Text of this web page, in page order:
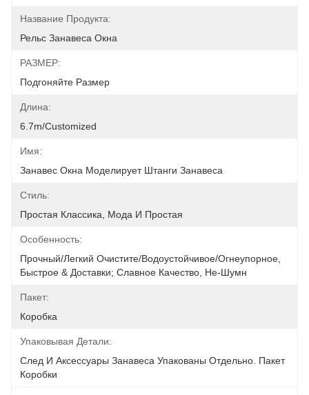
Название Продукта:
Рельс Занавеса Окна
РАЗМЕР:
Подгоняйте Размер
Длина:
6.7m/customized
Имя:
Занавес Окна Моделирует Штанги Занавеса
Стиль:
Простая Классика, Мода И Простая
Особенность:
Прочный/легкий Очистите/водоустойчивое/огнеупорное,
Быстрое & Доставки; Славное Качество, Не-Шумн
Пакет:
Коробка
Упаковывая Детали:
След И Аксессуары Занавеса Упакованы Отдельно. Пакет
Коробки